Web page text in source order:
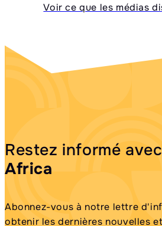
Voir ce que les médias
Restez informé avec
Africa
Abonnez-vous à notre lettre
obtenir les dernières nouvelles